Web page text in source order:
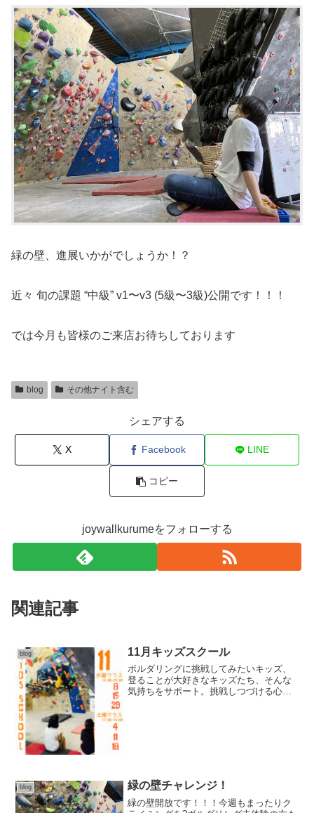
緑の壁、進展いかがでしょうか！？
近々 旬の課題 “中級” v1〜v3 (5級〜3級)公開です！！！
では今月も皆様のご来店お待ちしております
blog その他ナイト含む
シェアする
X Facebook LINE
コピー
joywallkurumeをフォローする
関連記事
blog 11月キッズスクール
ボルダリングに挑戦してみたいキッズ、
登ることが大好きなキッズたち、そんな
気持ちをサポート。挑戦しつづける心
blog 緑の壁チャレンジ！
緑の壁開放です！！！今週もまったりク